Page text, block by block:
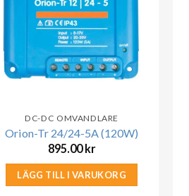
DC-DC OMVANDLARE
Orion-Tr 24/24-5A (120W)
895.00kr
LÄGG TILL I VARUKORG